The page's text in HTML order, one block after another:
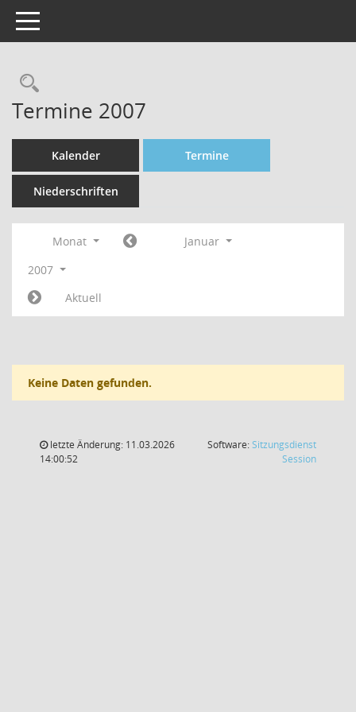
Toggle navigation
Rechercheauswahl
Termine 2007
Kalender Termine
Niederschriften
Monat
Januar
2007
Aktuell
Keine Daten gefunden.
letzte Änderung: 11.03.2026
14:00:52
Software:Sitzungsdienst
Session(Wird in